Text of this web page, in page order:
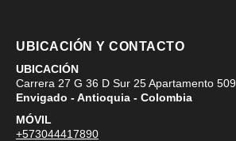
UBICACIÓN Y CONTACTO
UBICACIÓN
Carrera 27 G 36 D Sur 25 Apartamento 509
Envigado - Antioquia - Colombia
MÓVIL
+573044417890